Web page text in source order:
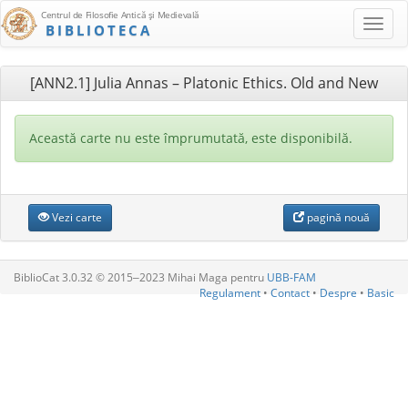
Centrul de Filosofie Antică şi Medievală
BIBLIOTECA
[ANN2.1] Julia Annas – Platonic Ethics. Old and New
Această carte nu este împrumutată, este disponibilă.
Vezi carte pagină nouă
BiblioCat 3.0.32 © 2015‒2023 Mihai Maga pentru UBB-FAM
Regulament • Contact • Despre • Basic